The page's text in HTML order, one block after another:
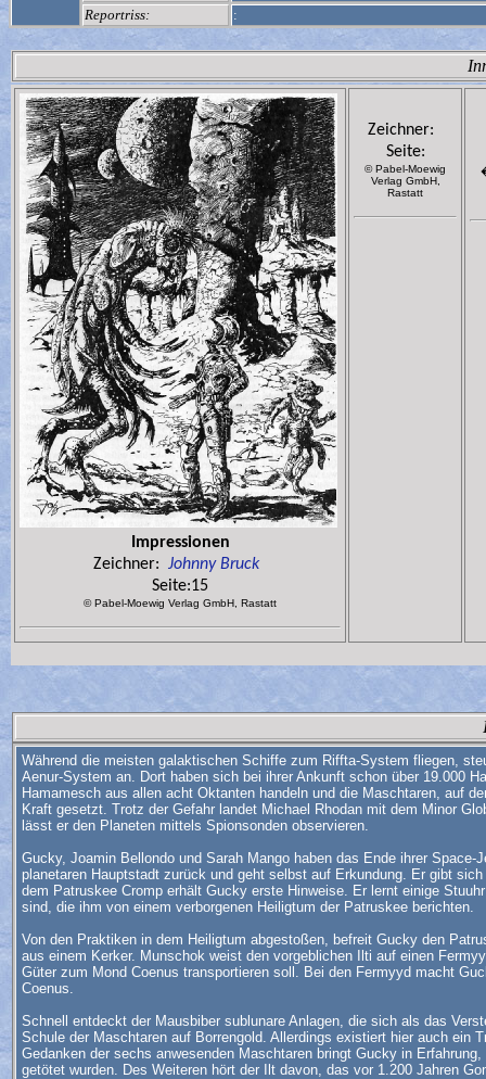
Reportriss:
:
Impressionen
Zeichner: Johnny Bruck
Seite:15
© Pabel-Moewig Verlag GmbH, Rastatt
Zeichner:
Seite:
© Pabel-Moewig
Verlag GmbH,
Rastatt
Während die meisten galaktischen Schiffe zum Riffta-System fliegen,
Aenur-System an. Dort haben sich bei ihrer Ankunft schon über 19.000
Hamamesch aus allen acht Oktanten handeln und die Maschtaren, auf
Kraft gesetzt. Trotz der Gefahr landet Michael Rhodan mit dem Minor
lässt er den Planeten mittels Spionsonden observieren.
Gucky, Joamin Bellondo und Sarah Mango haben das Ende ihrer
planetaren Hauptstadt zurück und geht selbst auf Erkundung. Er gibt
dem Patruskee Cromp erhält Gucky erste Hinweise. Er lernt einige
sind, die ihm von einem verborgenen Heiligtum der Patruskee berichten.
Von den Praktiken in dem Heiligtum abgestoßen, befreit Gucky den
aus einem Kerker. Munschok weist den vorgeblichen Ilti auf einen
Güter zum Mond Coenus transportieren soll. Bei den Fermyyd macht
Coenus.
Schnell entdeckt der Mausbiber sublunare Anlagen, die sich als das
Schule der Maschtaren auf Borrengold. Allerdings existiert hier auch ein
Gedanken der sechs anwesenden Maschtaren bringt Gucky in
getötet wurden. Des Weiteren hört der Ilt davon, das vor 1.200 Jahren